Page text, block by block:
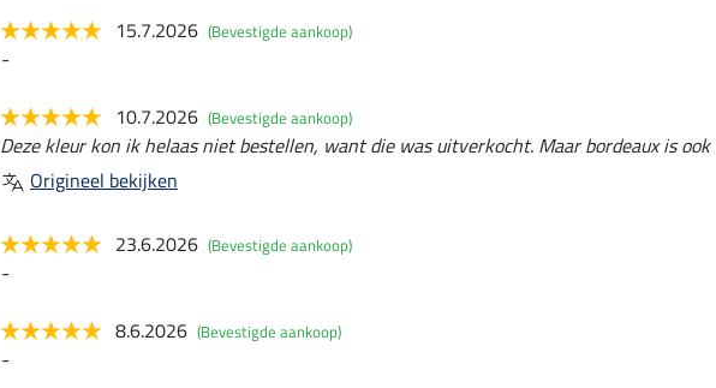
15.7.2026 (Bevestigde aankoop)
-
10.7.2026 (Bevestigde aankoop)
Deze kleur kon ik helaas niet bestellen, want die was uitverkocht. Maar bordeaux is ook
Origineel bekijken
23.6.2026 (Bevestigde aankoop)
-
8.6.2026 (Bevestigde aankoop)
-